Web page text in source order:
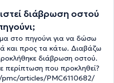
διάβρωση οστού
στο πηγούνι για να δώσω
και προς τα κάτω. Διαβάζω
διάβρωση οστού.
περίπτωση που προκληθεί?
articles/PMC6110682/